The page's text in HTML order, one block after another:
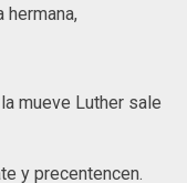
hermana,
mueve Luther sale
y precentencen.